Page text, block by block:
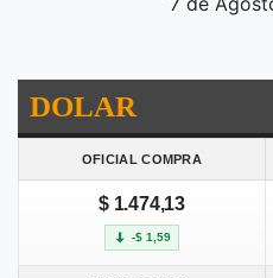
DOLAR
OFICIAL COMPRA
$ 1.474,13
-$ 1,59